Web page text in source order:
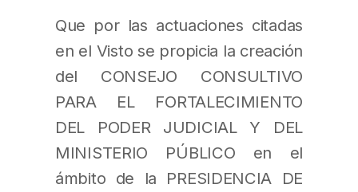
Que por las actuaciones citadas
en el Visto se propicia la creación
del CONSEJO CONSULTIVO
PARA EL FORTALECIMIENTO
DEL PODER JUDICIAL Y DEL
MINISTERIO PÚBLICO en el
ámbito de la PRESIDENCIA DE